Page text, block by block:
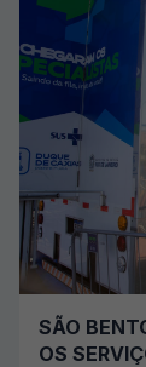
SÃO
OS